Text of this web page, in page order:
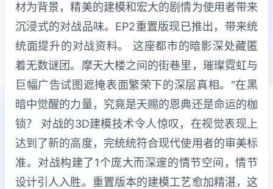
材为背景，精美的建模和宏大的剧情为使用者带来
沉浸式的对战品味。EP2重置版现已推出，带来统
统面提升的对战资料。 这座都市的暗影深处藏匿
着无数谜团。摩天大楼之间的街巷里，璀璨霓虹与
巨幅广告试图遮掩表面繁荣下的深层真相。"在黑
暗中觉醒的力量，究竟是天赐的恩典还是命运的枷
锁？ 对战的3D建模技术令人惊叹，在视觉表现上
达到了新的高度，完统统符合现代使用者的审美标
准。对战构建了1个庞大而深邃的情节空间，情节
设计引人入胜。重置版本的建模工艺愈加精湛，这